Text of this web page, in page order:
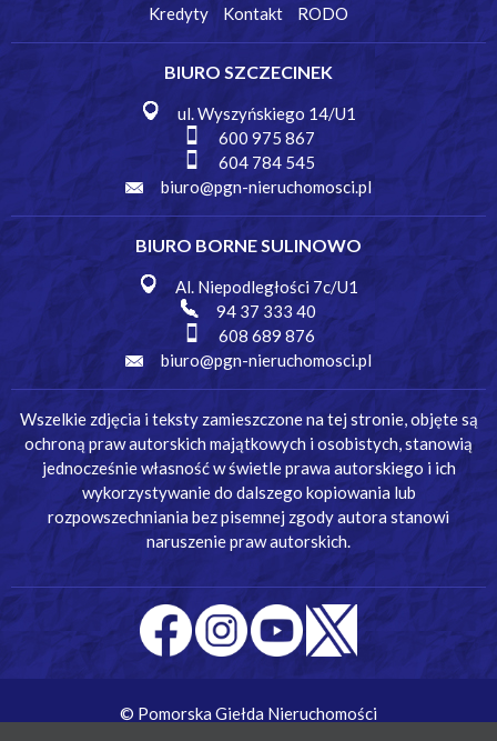
Kredyty
Kontakt RODO
BIURO SZCZECINEK
ul. Wyszyńskiego 14/U1
600 975 867
604 784 545
biuro@pgn-nieruchomosci.pl
BIURO BORNE SULINOWO
Al. Niepodległości 7c/U1
94 37 333 40
608 689 876
biuro@pgn-nieruchomosci.pl
Wszelkie zdjęcia i teksty zamieszczone na tej stronie, objęte są
ochroną praw autorskich majątkowych i osobistych, stanowią
jednocześnie własność w świetle prawa autorskiego i ich
wykorzystywanie do dalszego kopiowania lub
rozpowszechniania bez pisemnej zgody autora stanowi
naruszenie praw autorskich.
© Pomorska Giełda Nieruchomości